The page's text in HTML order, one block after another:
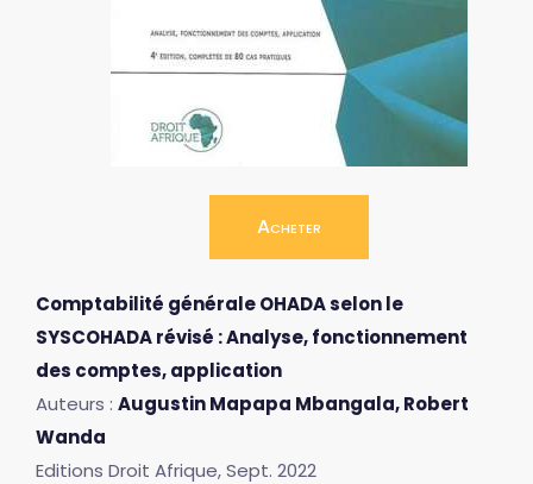
Acheter
Comptabilité générale OHADA selon le
SYSCOHADA révisé : Analyse, fonctionnement
des comptes, application
Auteurs : Augustin Mapapa Mbangala, Robert
Wanda
Editions Droit Afrique, Sept. 2022